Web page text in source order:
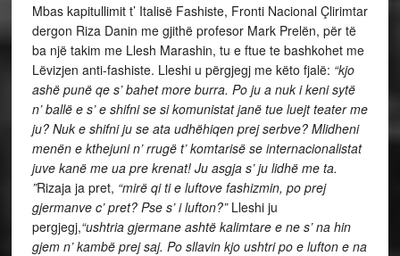
Mbas kapitullimit t’ Italisë Fashiste, Fronti Nacional Çlirimtar
dergon Riza Danin me gjithë profesor Mark Prelën, për të
ba një takim me Llesh Marashin, tu e ftue te bashkohet me
Lëvizjen anti-fashiste. Lleshi u përgjegj me këto fjalë: “kjo
ashë punë qe s’ bahet more burra. Po ju a nuk i keni sytë
n’ ballë e s’ e shifni se si komunistat janë tue luejt teater me
ju? Nuk e shifni ju se ata udhëhiqen prej serbve? Mlidheni
menën e kthejuni n’ rrugë t’ komtarisë se internacionalistat
juve kanë me ua pre krenat! Ju asgja s’ ju lidhë me ta.
”Rizaja ja pret, “mirë qi ti e luftove fashizmin, po prej
gjermanve c’ pret? Pse s’ i lufton?”Lleshi ju
pergjegj,“ushtria gjermane ashtë kalimtare e ne s’ na hin
gjem n’ kambë prej saj. Po sllavin kjo ushtri po e lufton e na